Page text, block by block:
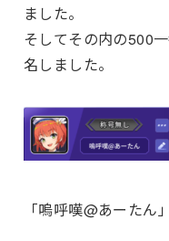
ました。
そしてその内の500
名しました。
「嗚呼嘆@あーたん